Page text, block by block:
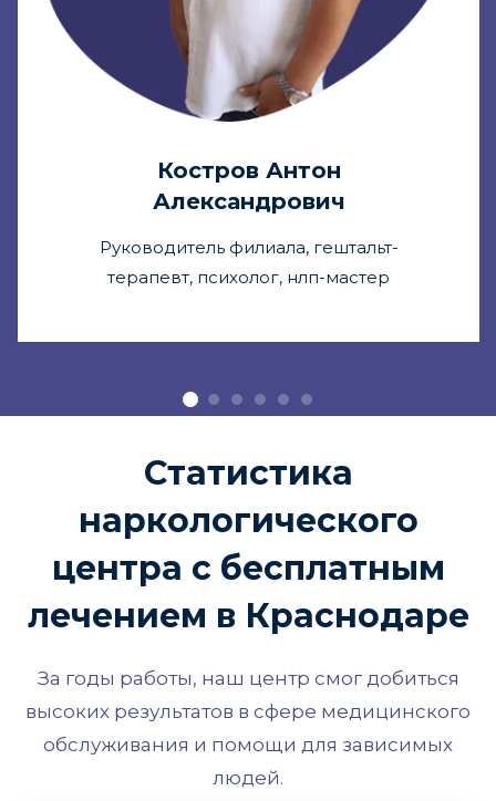
Костров Антон
Александрович
Руководитель филиала, гештальт-
терапевт, психолог, нлп-мастер
Статистика
наркологического
центра с бесплатным
лечением в Краснодаре
За годы работы, наш центр смог добиться
высоких результатов в сфере медицинского
обслуживания и помощи для зависимых
людей.